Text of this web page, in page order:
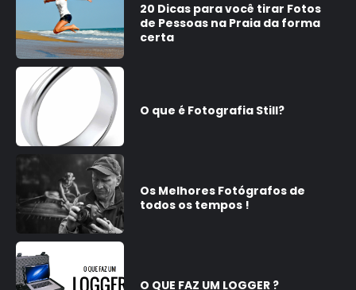
20 Dicas para você tirar Fotos
de Pessoas na Praia da forma
certa
O que é Fotografia Still?
Os Melhores Fotógrafos de
todos os tempos !
O QUE FAZ UM LOGGER ?